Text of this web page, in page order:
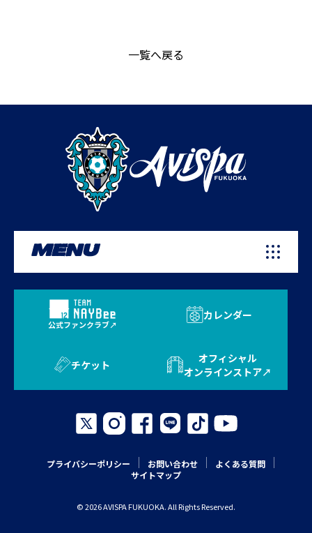
一覧へ戻る
MENU
公式ファンクラブ
カレンダー
チケット
オフィシャル
オンラインストア
プライバシーポリシー お問い合わせ
よくある質問
サイトマップ
© 2026 AVISPA FUKUOKA. All Rights Reserved.